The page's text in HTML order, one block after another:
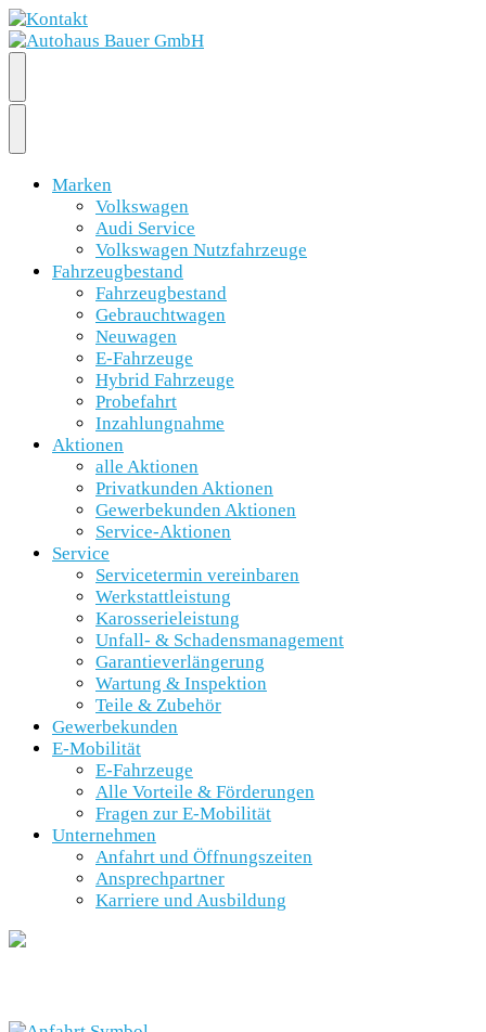
Marken
Volkswagen
Audi Service
Volkswagen Nutzfahrzeuge
Fahrzeugbestand
Fahrzeugbestand
Gebrauchtwagen
Neuwagen
E-Fahrzeuge
Hybrid Fahrzeuge
Probefahrt
Inzahlungnahme
Aktionen
alle Aktionen
Privatkunden Aktionen
Gewerbekunden Aktionen
Service-Aktionen
Service
Servicetermin vereinbaren
Werkstattleistung
Karosserieleistung
Unfall- & Schadensmanagement
Garantieverlängerung
Wartung & Inspektion
Teile & Zubehör
Gewerbekunden
E-Mobilität
E-Fahrzeuge
Alle Vorteile & Förderungen
Fragen zur E-Mobilität
Unternehmen
Anfahrt und Öffnungszeiten
Ansprechpartner
Karriere und Ausbildung